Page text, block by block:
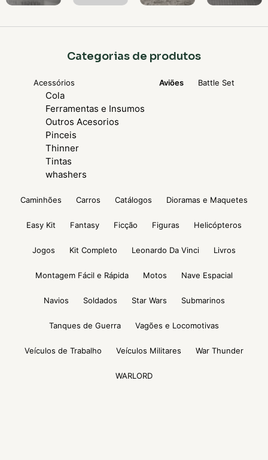
Categorias de produtos
Acessórios
Cola
Ferramentas e Insumos
Outros Acesorios
Pinceis
Thinner
Tintas
whashers
Aviões Battle Set
Caminhões Carros Catálogos Dioramas e Maquetes
Easy Kit Fantasy Ficção Figuras Helicópteros
Jogos Kit Completo Leonardo Da Vinci Livros
Montagem Fácil e Rápida Motos Nave Espacial
Navios Soldados Star Wars Submarinos
Tanques de Guerra Vagões e Locomotivas
Veículos de Trabalho Veículos Militares War Thunder
WARLORD